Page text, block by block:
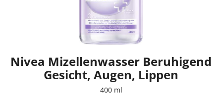
Nivea Mizellenwasser Beruhigend
Gesicht, Augen, Lippen
400 ml